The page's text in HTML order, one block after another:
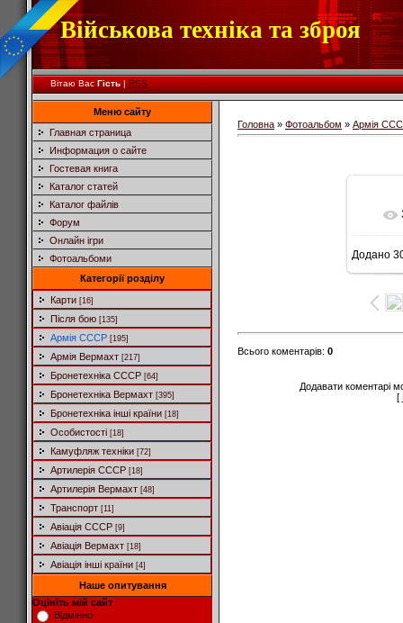
Військова техніка та зброя
Вітаю Вас Гість|RSS
Меню сайту
Главная страница
Информация о сайте
Гостевая книга
Каталог статей
Каталог файлів
Форум
Онлайн ігри
Фотоальбоми
Категорії розділу
Карти [16]
Після бою [135]
Армія СССР [195]
Армія Вермахт [217]
Бронетехніка СССР [64]
Бронетехніка Вермахт [395]
Бронетехніка інші країни [18]
Особистості [18]
Камуфляж техніки [72]
Артилерія СССР [18]
Артилерія Вермахт [48]
Транспорт [11]
Авіація СССР [9]
Авіація Вермахт [18]
Авіація інші країни [4]
Наше опитування
Оцініть мій сайт
Відмінно
Головна » Фотоальбом » Армія
Додано
Всього коментарів: 0
Додавати коментарі
[